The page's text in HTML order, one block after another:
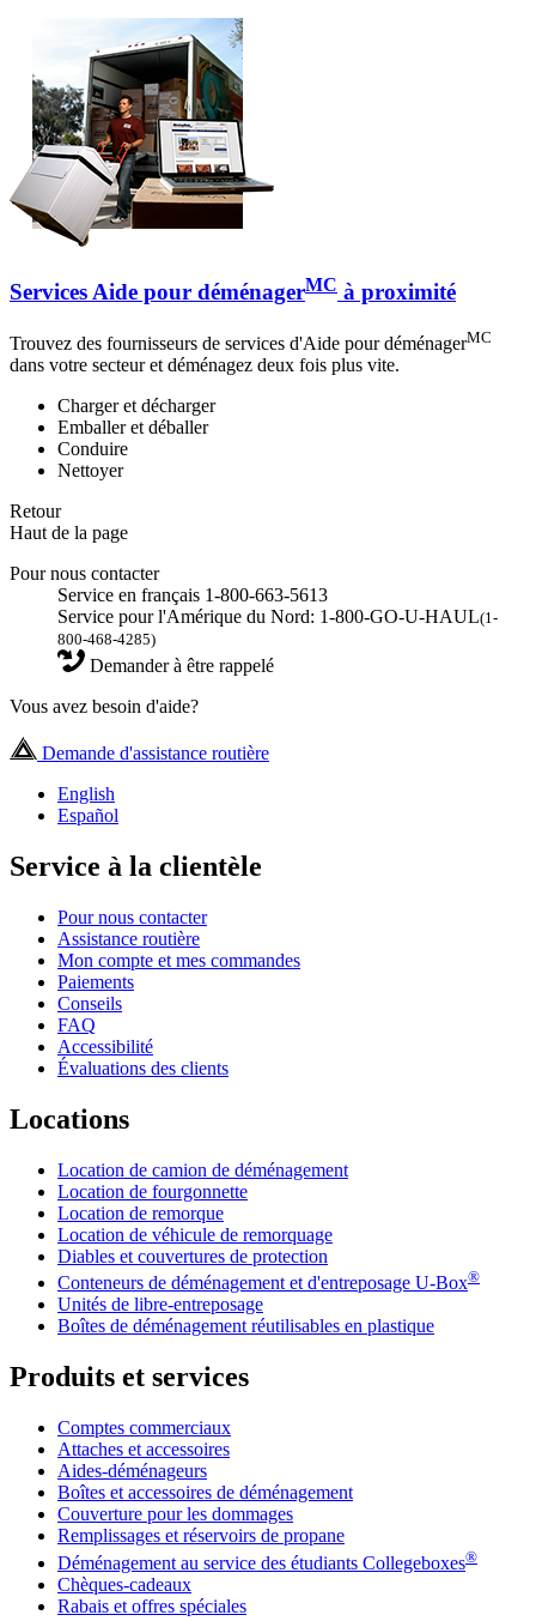
Services Aide pour déménagerMC à proximité
Trouvez des fournisseurs de services d'Aide pour déménagerMC
dans votre secteur et déménagez deux fois plus vite.
Charger et décharger
Emballer et déballer
Conduire
Nettoyer
Retour
Haut de la page
Pour nous contacter
Service en français 1-800-663-5613
Service pour l'Amérique du Nord: 1-800-GO-U-HAUL(1-
800-468-4285)
Demander à être rappelé
Vous avez besoin d'aide?
Demande d'assistance routière
English
Español
Service à la clientèle
Pour nous contacter
Assistance routière
Mon compte et mes commandes
Paiements
Conseils
FAQ
Accessibilité
Évaluations des clients
Locations
Location de camion de déménagement
Location de fourgonnette
Location de remorque
Location de véhicule de remorquage
Diables et couvertures de protection
Conteneurs de déménagement et d'entreposage U-Box®
Unités de libre-entreposage
Boîtes de déménagement réutilisables en plastique
Produits et services
Comptes commerciaux
Attaches et accessoires
Aides-déménageurs
Boîtes et accessoires de déménagement
Couverture pour les dommages
Remplissages et réservoirs de propane
Déménagement au service des étudiants Collegeboxes®
Chèques-cadeaux
Rabais et offres spéciales